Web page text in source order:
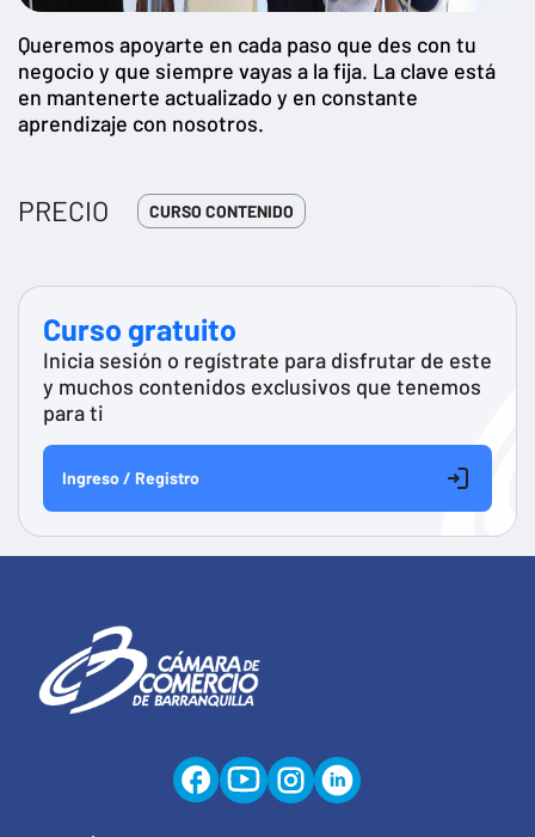
Queremos apoyarte en cada paso que des con tu
negocio y que siempre vayas a la fija. La clave está
en mantenerte actualizado y en constante
aprendizaje con nosotros.
PRECIO CURSO CONTENIDO
Curso gratuito
Inicia sesión o regístrate para disfrutar de este
y muchos contenidos exclusivos que tenemos
para ti
Ingreso / Registro